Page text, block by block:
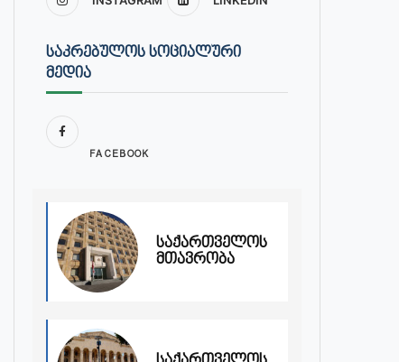
ᲡᲐᲙᲠᲔᲑᲣᲚᲝᲡ ᲡᲝᲪᲘᲐᲚᲣᲠᲘ
ᲛᲔᲓᲘᲐ
FACEBOOK
საქართველოს
მთავრობა